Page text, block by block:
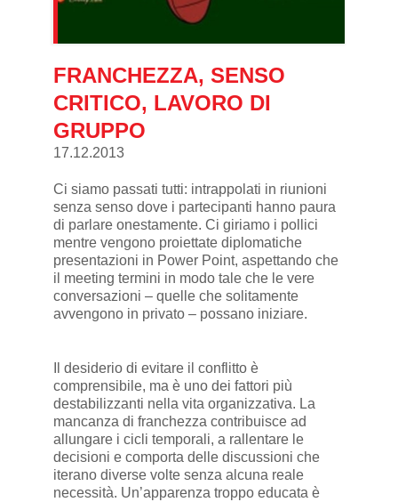
FRANCHEZZA, SENSO
CRITICO, LAVORO DI
GRUPPO
17.12.2013
Ci siamo passati tutti: intrappolati in riunioni
senza senso dove i partecipanti hanno paura
di parlare onestamente. Ci giriamo i pollici
mentre vengono proiettate diplomatiche
presentazioni in Power Point, aspettando che
il meeting termini in modo tale che le vere
conversazioni – quelle che solitamente
avvengono in privato – possano iniziare.
Il desiderio di evitare il conflitto è
comprensibile, ma è uno dei fattori più
destabilizzanti nella vita organizzativa. La
mancanza di franchezza contribuisce ad
allungare i cicli temporali, a rallentare le
decisioni e comporta delle discussioni che
iterano diverse volte senza alcuna reale
necessità. Un’apparenza troppo educata è